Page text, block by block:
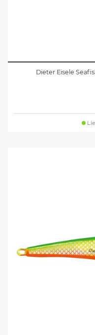
Dieter Eisele